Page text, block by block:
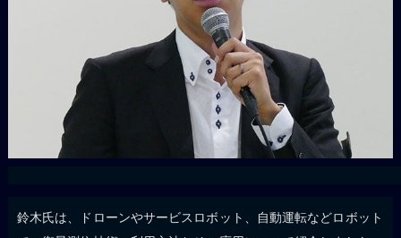
鈴木氏は、ドローンやサービスロボット、自動運転などロボット